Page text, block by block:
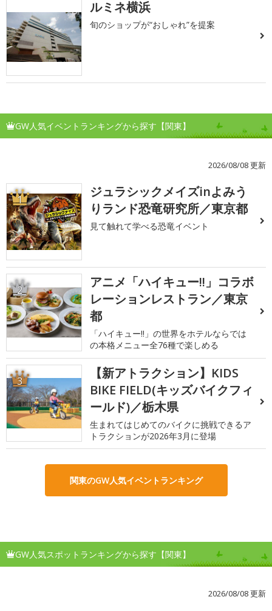
ルミネ横浜
旬のショップが“おしゃれ”を提案
GW人気イベントランキングから探す【関東】
2026/08/08 更新
1
ジュラシックメイズinよみう
りランド恐竜研究所／東京都
見て触れて学べる恐竜イベント
2
アニメ「ハイキュー!!」コラボ
レーションレストラン／東京
都
「ハイキュー!!」の世界をホテルならでは
の本格メニュー全76種で楽しめる
3
【新アトラクション】KIDS
BIKE FIELD(キッズバイクフィ
ールド)／栃木県
生まれてはじめてのバイクに挑戦できるア
トラクションが2026年3月に登場
関東のGW人気イベントランキング
GW人気スポットランキングから探す【関東】
2026/08/08 更新